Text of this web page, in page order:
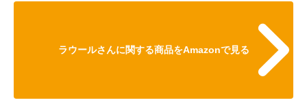
ラウールさんに関する商品をAmazonで見る